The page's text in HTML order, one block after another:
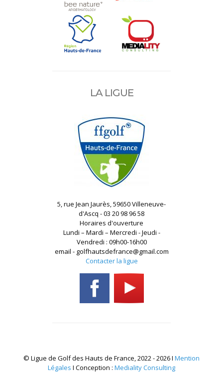
LA LIGUE
5, rue Jean Jaurès, 59650 Villeneuve-
d'Ascq - 03 20 98 96 58
Horaires d'ouverture
Lundi – Mardi – Mercredi - Jeudi -
Vendredi : 09h00-16h00
email - golfhautsdefrance@gmail.com
Contacter la ligue
© Ligue de Golf des Hauts de France, 2022 - 2026 I Mention
Légales I Conception : Mediality Consulting